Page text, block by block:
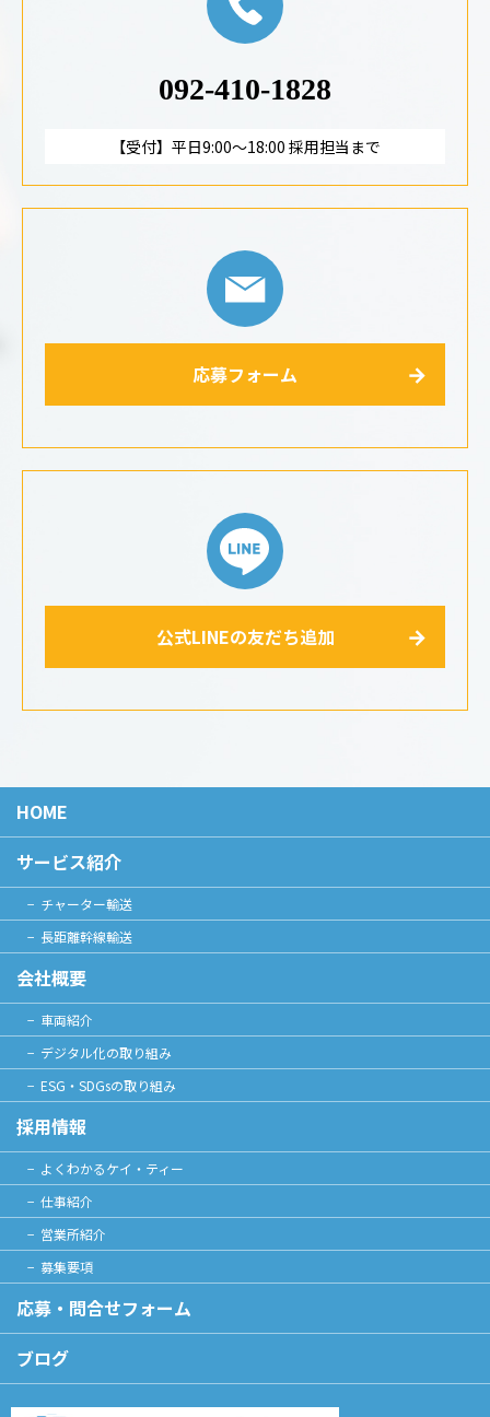
092-410-1828
【受付】平日9:00～18:00 採用担当まで
応募フォーム
公式LINEの友だち追加
HOME
サービス紹介
チャーター輸送
長距離幹線輸送
会社概要
車両紹介
デジタル化の取り組み
ESG・SDGsの取り組み
採用情報
よくわかるケイ・ティー
仕事紹介
営業所紹介
募集要項
応募・問合せフォーム
ブログ